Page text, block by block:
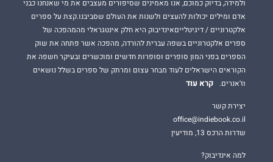
ולמידה, בדיוק כמוכם, אנו מאמינים שסיפורים מעצבים את מי שאנחנו כבני
אדם ומילים יכולות להעצים ולשנות את העולם שסביבנו.קצת על ספרים
אלקטרוניים / דיגיטלייםאינדיבוק היא חלק אינטגראלי מהמהפכה של
ספרים אלקטרוניים בשפה עברית להורדה, מהפכה אשר פתחה את שוק
הספרים בפני המון סופרים וסופרות חדשים ומוכשרים ובעיקר חשפה את
הקוראים הישראלים לעוד מבחר עצום ומרתק של ספרים בשלל נושאים
וז'אנרים.
קרא עוד
יצירת קשר
office@indiebook.co.il
שדרות הרכס 13, מודיעין
למה אינדיבוק?